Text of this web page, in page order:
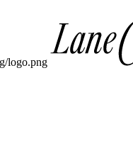
logo.png